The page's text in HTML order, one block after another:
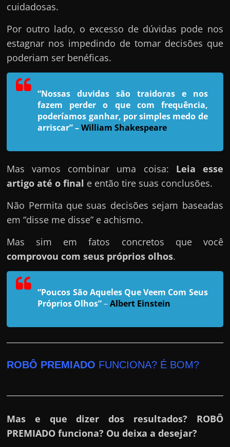
a
d
o
e
g
a
n
a
r
u
m
e
o
x
r
a
cuidadosas.
Por outro lado, o excesso de dúvidas pode nos
estagnar nos impedindo de tomar decisões que
poderiam ser benéficas.
“Nossas duvidas são traidoras e nos
fazem perder o que com frequência,
poderíamos ganhar, por simples medo de
arriscar”–William Shakespeare
Mas vamos combinar uma coisa: Leia esse
artigo até o final e então tire suas conclusões.
Não Permita que suas decisões sejam baseadas
em “disse me disse” e achismo.
Mas sim em fatos concretos que você
comprovou com seus próprios olhos.
“Poucos São Aqueles Que Veem Com Seus
Próprios Olhos”–Albert Einstein
ROBÔ PREMIADO FUNCIONA? É BOM?
Mas e que dizer dos resultados? ROBÔ
PREMIADO funciona? Ou deixa a desejar?